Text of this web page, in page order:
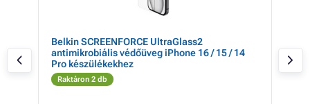
Belkin SCREENFORCE UltraGlass2
antimikrobiális védőüveg iPhone 16 / 15 / 14
Pro készülékekhez
Raktáron 2 db